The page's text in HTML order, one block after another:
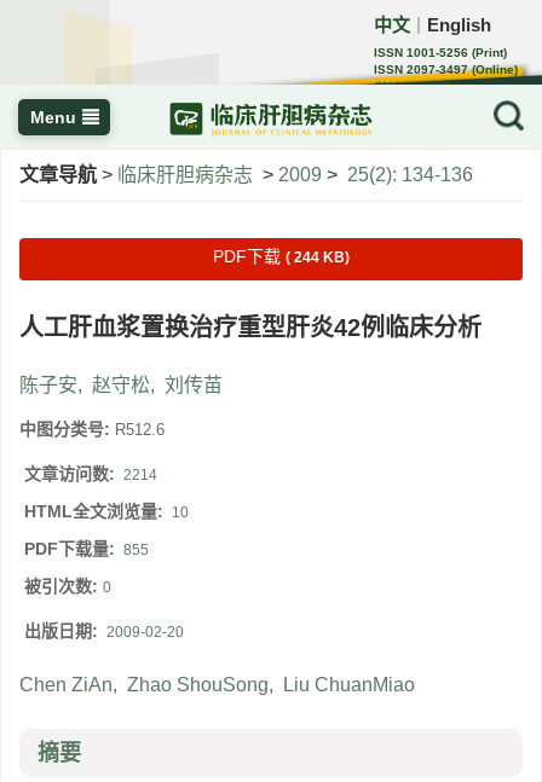
中文 English
ISSN 1001-5256 (Print)
ISSN 2097-3497 (Online)
CN 22-1108/R
Menu
文章导航 > 临床肝胆病杂志 > 2009 > 25(2): 134-136
PDF下载 ( 244 KB)
人工肝血浆置换治疗重型肝炎42例临床分析
陈子安, 赵守松, 刘传苗
中图分类号: R512.6
文章访问数: 2214
HTML全文浏览量: 10
PDF下载量: 855
被引次数: 0
出版日期: 2009-02-20
Chen ZiAn, Zhao ShouSong, Liu ChuanMiao
摘要